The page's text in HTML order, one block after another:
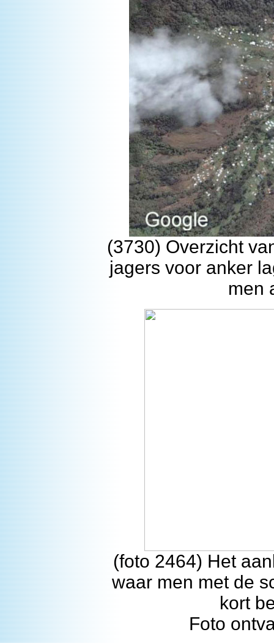
(3730) Overzicht
jagers voor anker
men
(foto 2464) Het
waar men met de
kort
Foto